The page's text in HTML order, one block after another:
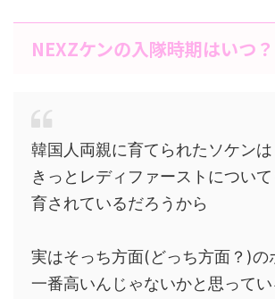
NEXZケンの入隊時期はいつ？
韓国人両親に育てられたソケンは
きっとレディファーストについ
育されているだろうから
実はそっち方面(どっち方面？)の
一番高いんじゃないかと思ってい